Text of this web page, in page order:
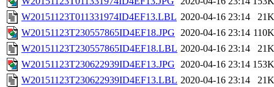
W20151123T011331974ID4EF13.LBL 2020-04-16 23:14
21K
W20151123T230557865ID4EF18.JPG 2020-04-16 23:14 110K
W20151123T230557865ID4EF18.LBL 2020-04-16 23:14
21K
W20151123T230622939ID4EF13.JPG 2020-04-16 23:14 153K
W20151123T230622939ID4EF13.LBL 2020-04-16 23:14
21K